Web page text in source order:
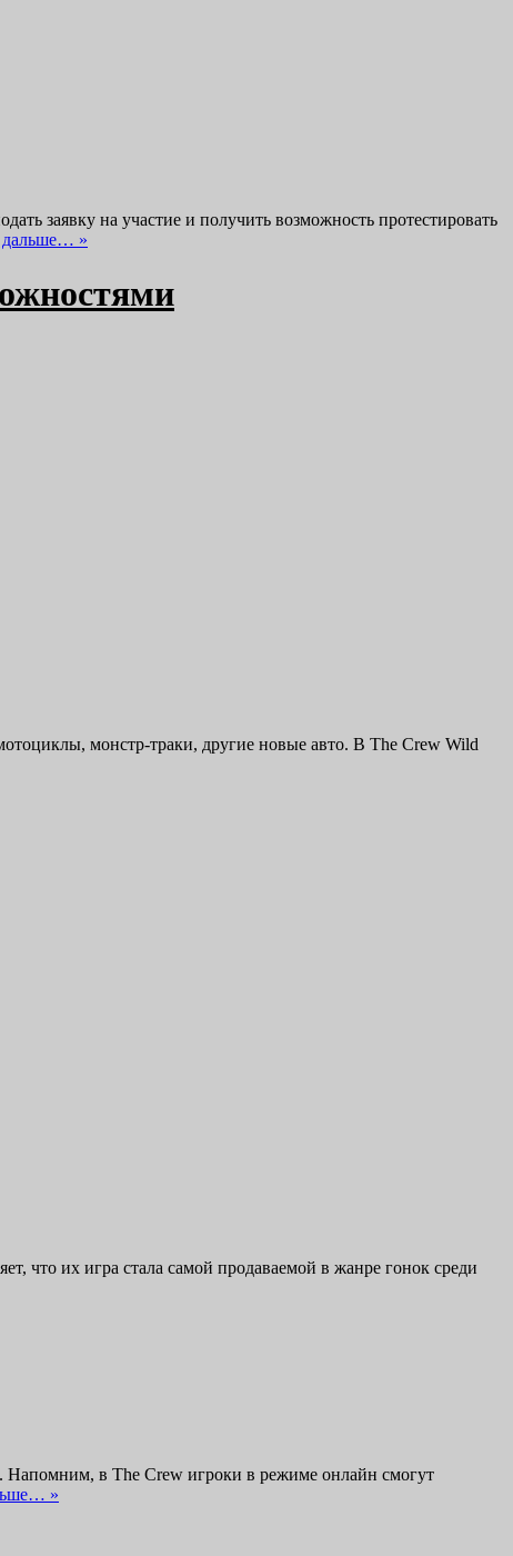
заявку на участие и получить возможность протестировать
дальше… »
монстр-траки, другие новые авто. В The Crew Wild
что их игра стала самой продаваемой в жанре гонок среди
Напомним, в The Crew игроки в режиме онлайн смогут
»